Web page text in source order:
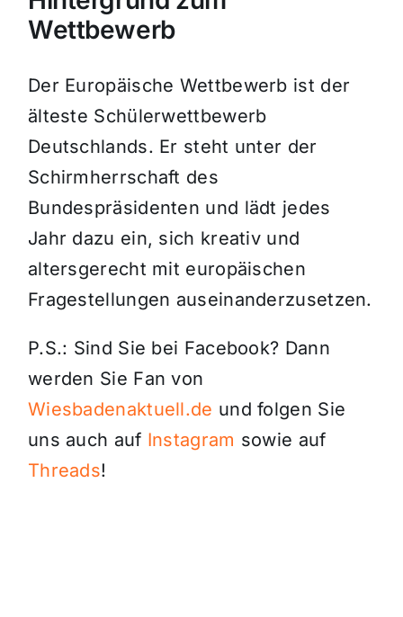
Wettbewerb
Der Europäische Wettbewerb ist der
älteste Schülerwettbewerb
Deutschlands. Er steht unter der
Schirmherrschaft des
Bundespräsidenten und lädt jedes
Jahr dazu ein, sich kreativ und
altersgerecht mit europäischen
Fragestellungen auseinanderzusetzen.
P.S.: Sind Sie bei Facebook? Dann
werden Sie Fan von
Wiesbadenaktuell.de und folgen Sie
uns auch auf Instagram sowie auf
Threads!